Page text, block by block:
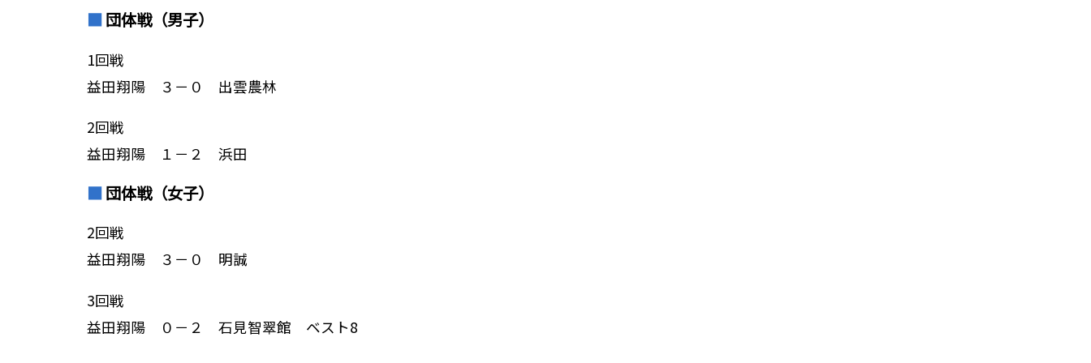
団体戦（男子）
1回戦
益田翔陽 ３－０ 出雲農林
2回戦
益田翔陽 １－２ 浜田
団体戦（女子）
2回戦
益田翔陽 ３－０ 明誠
3回戦
益田翔陽 ０－２ 石見智翠館 ベスト8